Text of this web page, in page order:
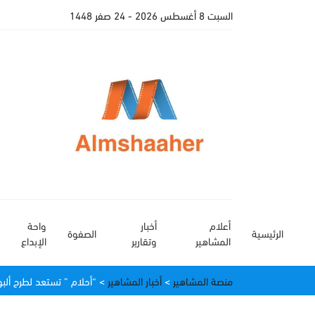
السبت 8 أغسطس 2026 - 24 صفر 1448
الرئيسية
أعلام
المشاهير
أخبار
وتقارير
الصفوة
واحة
الإبداع
منصة المشاهير >أخبار المشاهير > “أحلام ” تستعد لطرح